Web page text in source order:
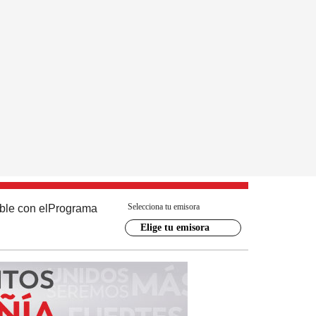
con el Programa Selecciona tu emisora
Elige tu emisora